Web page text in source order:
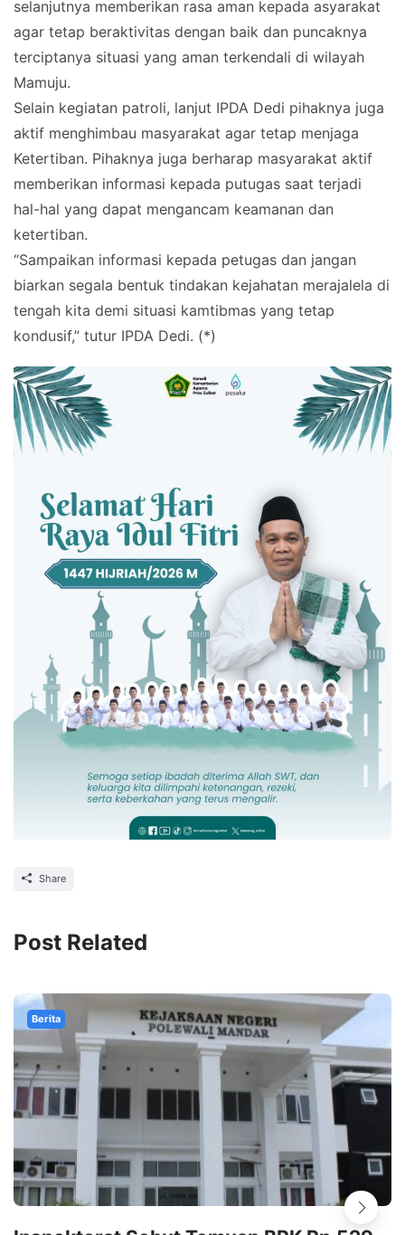
selanjutnya memberikan rasa aman kepada asyarakat
agar tetap beraktivitas dengan baik dan puncaknya
terciptanya situasi yang aman terkendali di wilayah
Mamuju.
Selain kegiatan patroli, lanjut IPDA Dedi pihaknya juga
aktif menghimbau masyarakat agar tetap menjaga
Ketertiban. Pihaknya juga berharap masyarakat aktif
memberikan informasi kepada putugas saat terjadi
hal-hal yang dapat mengancam keamanan dan
ketertiban.
“Sampaikan informasi kepada petugas dan jangan
biarkan segala bentuk tindakan kejahatan merajalela di
tengah kita demi situasi kamtibmas yang tetap
kondusif,” tutur IPDA Dedi. (*)
Share
Post Related
Berita